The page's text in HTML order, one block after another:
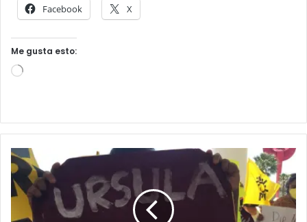
Facebook X
Me gusta esto:
d
n
g
…